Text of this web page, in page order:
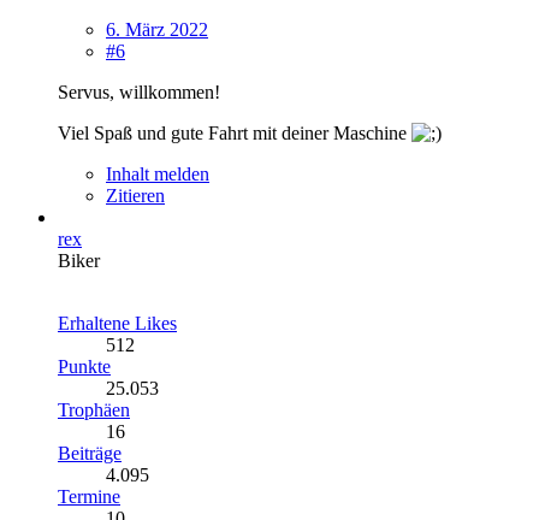
6. März 2022
#6
Servus, willkommen!
Viel Spaß und gute Fahrt mit deiner Maschine
Inhalt melden
Zitieren
rex
Biker
Erhaltene Likes
512
Punkte
25.053
Trophäen
16
Beiträge
4.095
Termine